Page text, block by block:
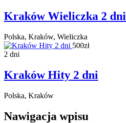
Kraków Wieliczka 2 dni
Polska, Kraków, Wieliczka
500zł
2 dni
Kraków Hity 2 dni
Polska, Kraków
Nawigacja wpisu